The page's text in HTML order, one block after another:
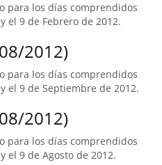
para los días comprendidos
el 9 de Febrero de 2012.
2012)
para los días comprendidos
el 9 de Septiembre de 2012.
2012)
para los días comprendidos
el 9 de Agosto de 2012.